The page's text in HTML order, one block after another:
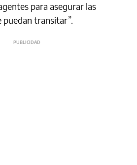
para asegurar las
puedan transitar”.